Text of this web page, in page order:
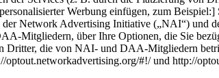
Werbung einfügen, zum
Network Advertising Initiative („NAI“) und
Mitgliedern, über Ihre Optionen, die Sie
Dritter, die von NAI- und DAA-Mitgliedern
optout.networkadvertising.org/#!/ und http://